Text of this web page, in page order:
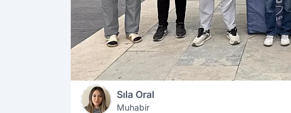
Sıla Oral
Muhabir